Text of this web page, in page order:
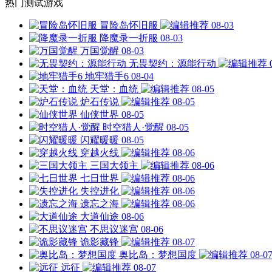
热门测试游戏
冒险岛怀旧服
08-03
降魔录一折服 08-03
万国觉醒 08-03
无畏契约：源能行动
地牢猎手6 08-04
天堂：血统
08-05
炉石传说
08-05
仙侠世界 08-05
时空猎人·觉醒 08-05
闪耀暖暖 08-05
穿越火线
08-06
三国大领主
08-06
七日世界
08-06
失控进化
08-06
遗忘之海
08-06
大道仙途 08-06
不思议迷宫 08-06
诡影藏锋
08-07
奥比岛：梦想国度
08-07
远征
08-07